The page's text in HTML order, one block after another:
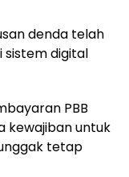
denda telah
sistem digital
PBB
kewajiban untuk
tetap